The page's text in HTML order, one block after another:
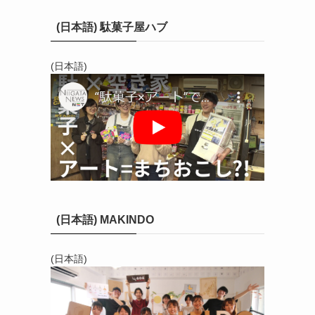
(日本語) 駄菓子屋ハブ
(日本語)
(日本語) MAKINDO
(日本語)